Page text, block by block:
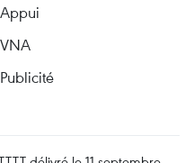
Appui
VNA
Publicité